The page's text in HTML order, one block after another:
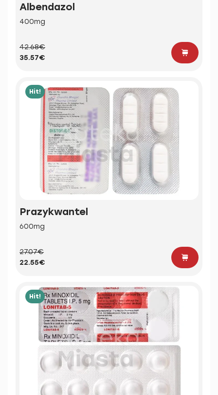
Albendazol
400mg
42.68€
35.57€
Hit!
Prazykwantel
600mg
27.07€
22.55€
Hit!